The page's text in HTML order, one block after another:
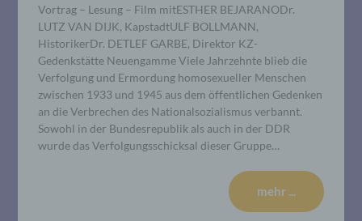
Vortrag – Lesung – Film mitESTHER BEJARANODr.
LUTZ VAN DIJK, KapstadtULF BOLLMANN,
HistorikerDr. DETLEF GARBE, Direktor KZ-
Gedenkstätte Neuengamme Viele Jahrzehnte blieb die
Verfolgung und Ermordung homosexueller Menschen
zwischen 1933 und 1945 aus dem öffentlichen Gedenken
an die Verbrechen des Nationalsozialismus verbannt.
Sowohl in der Bundesrepublik als auch in der DDR
wurde das Verfolgungsschicksal dieser Gruppe…
mehr ...